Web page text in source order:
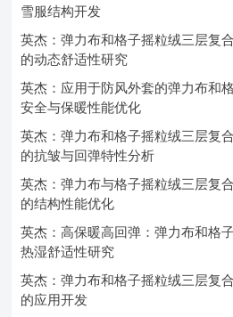
雪服结构开发
英杰：弹力布和格子摇粒绒三层复
的动态舒适性研究
英杰：应用于防风外套的弹力布和
安全与保暖性能优化
英杰：弹力布和格子摇粒绒三层复
的抗皱与回弹特性分析
英杰：弹力布与格子摇粒绒三层复
的结构性能优化
英杰：高保暖高回弹：弹力布和格
热湿舒适性研究
英杰：弹力布和格子摇粒绒三层复
的应用开发